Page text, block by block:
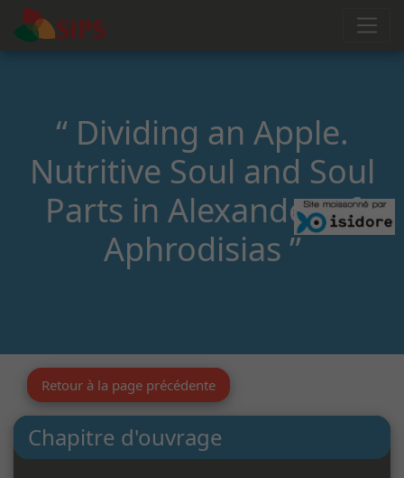
“ Dividing an Apple.
Nutritive Soul and Soul
Parts in Alexander of
Aphrodisias ”
Retour à la page précédente
Chapitre d'ouvrage